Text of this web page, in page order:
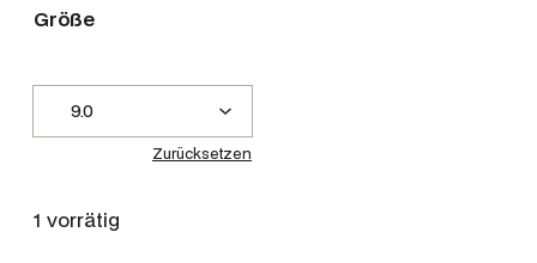
Größe
Zurücksetzen
1 vorrätig